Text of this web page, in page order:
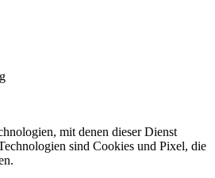
mit denen dieser Dienst
sind Cookies und Pixel, die